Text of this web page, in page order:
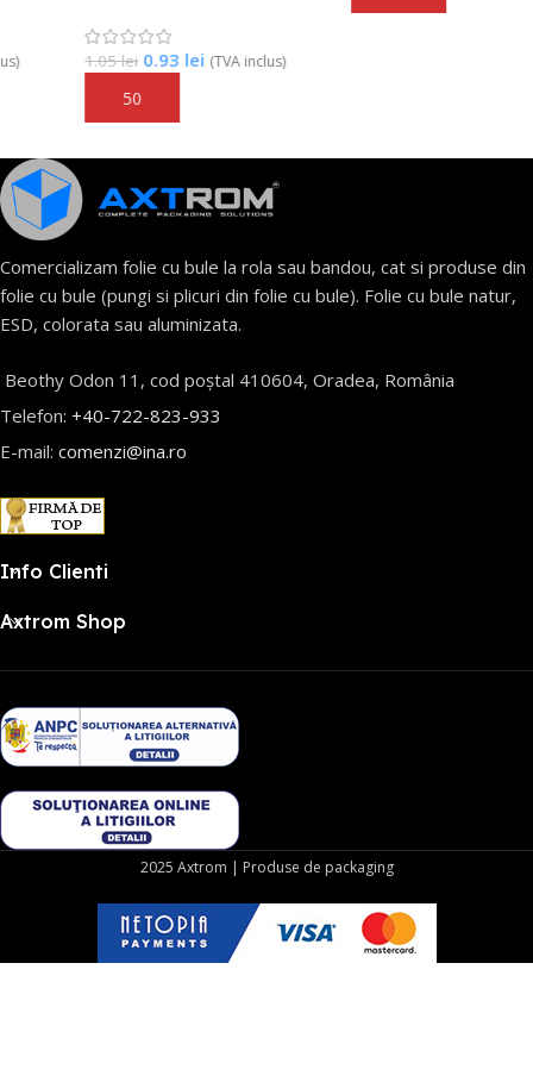
1.05 0.93lei (TVA inclus)
Adaugă În Coș
Comercializam folie cu bule la rola sau bandou, cat si produse din
folie cu bule (pungi si plicuri din folie cu bule). Folie cu bule natur,
ESD, colorata sau aluminizata.
Beothy Odon 11, cod poștal 410604, Oradea, România
Telefon: +40-722-823-933
E-mail: comenzi@ina.ro
Info Clienti
Axtrom Shop
2025 Axtrom | Produse de packaging